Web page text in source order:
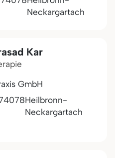
Neckargartach
Kar
GmbH
Heilbronn-
Neckargartach